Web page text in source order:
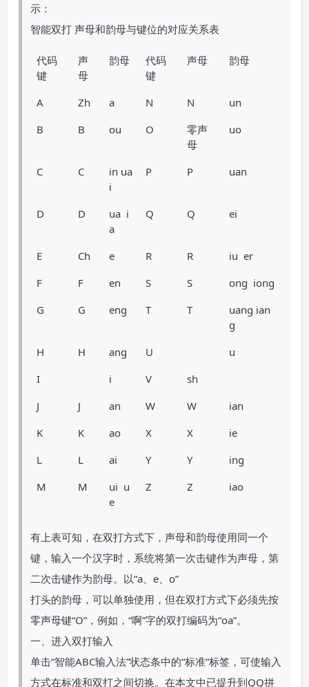
示：
智能双打 声母和韵母与键位的对应关系表
代码
键
声
母
韵母
代码
键
声母 韵母
A Zh a N N
un
B
B ou O
零声
母
uo
C C
in ua
i
P P uan
D D
ua i
a
Q Q ei
E Ch e R R
iu er
F
F en S S
ong iong
G
G eng T T
uang ian
g
H
H ang U
u
I
i V
sh
J
J an W W
ian
K
K ao X X
ie
L
L ai Y Y
ing
M
M
ui u
e
Z Z iao
有上表可知，在双打方式下，声母和韵母使用同一个
键，输入一个汉字时，系统将第一次击键作为声母，第
二次击键作为韵母。以“a、e、o”
打头的韵母，可以单独使用，但在双打方式下必须先按
零声母键“O”，例如，“啊”字的双打编码为“oa”。
一、进入双打输入
单击“智能ABC输入法”状态条中的“标准”标签，可使输入
方式在标准和双打之间切换。在本文中已提升到QQ拼